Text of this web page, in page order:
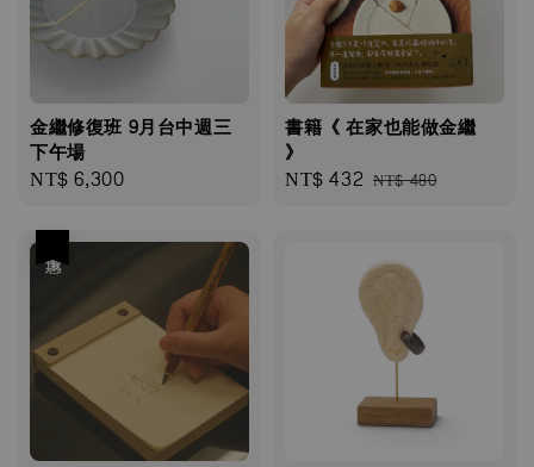
金繼修復班 9月台中週三
下午場
Regular
NT$ 6,300
書籍《 在家也能做金繼
》
Sale
NT$ 432 Regular
NT$ 480